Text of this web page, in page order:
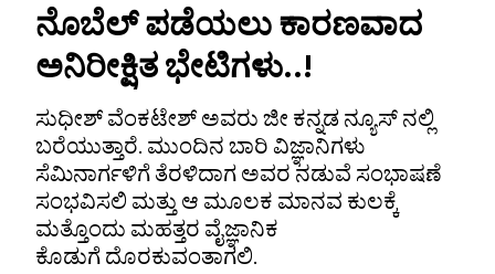
ನೊಬೆಲ್‌ ಪಡೆಯಲು ಕಾರಣವಾದ
ಅನಿರೀಕ್ಷಿತ ಭೇಟಿಗಳು..!
ಸುಧೀಶ್ ವೆಂಕಟೇಶ್ ಅವರು ಜೀ ಕನ್ನಡ ನ್ಯೂಸ್ ನಲ್ಲಿ
ಬರೆಯುತ್ತಾರೆ. ಮುಂದಿನ ಬಾರಿ ವಿಜ್ಞಾನಿಗಳು
ಸೆಮಿನಾರ್ಗಳಿಗೆ ತೆರಳಿದಾಗ ಅವರ ನಡುವೆ ಸಂಭಾಷಣೆ
ಸಂಭವಿಸಲಿ ಮತ್ತು ಆ ಮೂಲಕ ಮಾನವ ಕುಲಕ್ಕೆ
ಮತ್ತೊಂದು ಮಹತ್ತರ ವೈಜ್ಞಾನಿಕ
ಕೊಡುಗೆ ದೊರಕುವಂತಾಗಲಿ.